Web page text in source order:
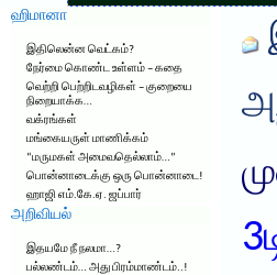
ஹிமானா
இதிலென்ன வெட்கம்?
நேர்மை கொண்ட உள்ளம் – கதை
வெற்றி பெற்றிடவழிகள் – குறையை
நிறையாக்க…
வக்ரங்கள்
மங்கையருள் மாணிக்கம்
“மருமகள் அமைவதெல்லாம்…”
பொன்னாடைக்கு ஒரு பொன்னாடை!
ஹாஜி எம்.கே.ஏ. ஜப்பார்
அறிவியல்
இதயமே நீ நலமா…?
பல்லண்டம்… அது பிரம்மாண்டம்..!